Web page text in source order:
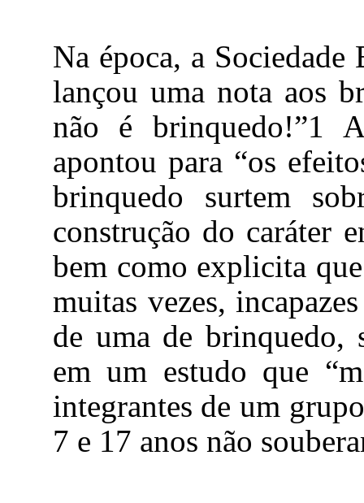
Na época, a
lançou uma nota aos
não é brinquedo!”1
apontou para “os
brinquedo surtem
construção do caráter
bem como explicita
muitas vezes,
de uma de brinquedo,
em um estudo que
integrantes de um
7 e 17 anos não